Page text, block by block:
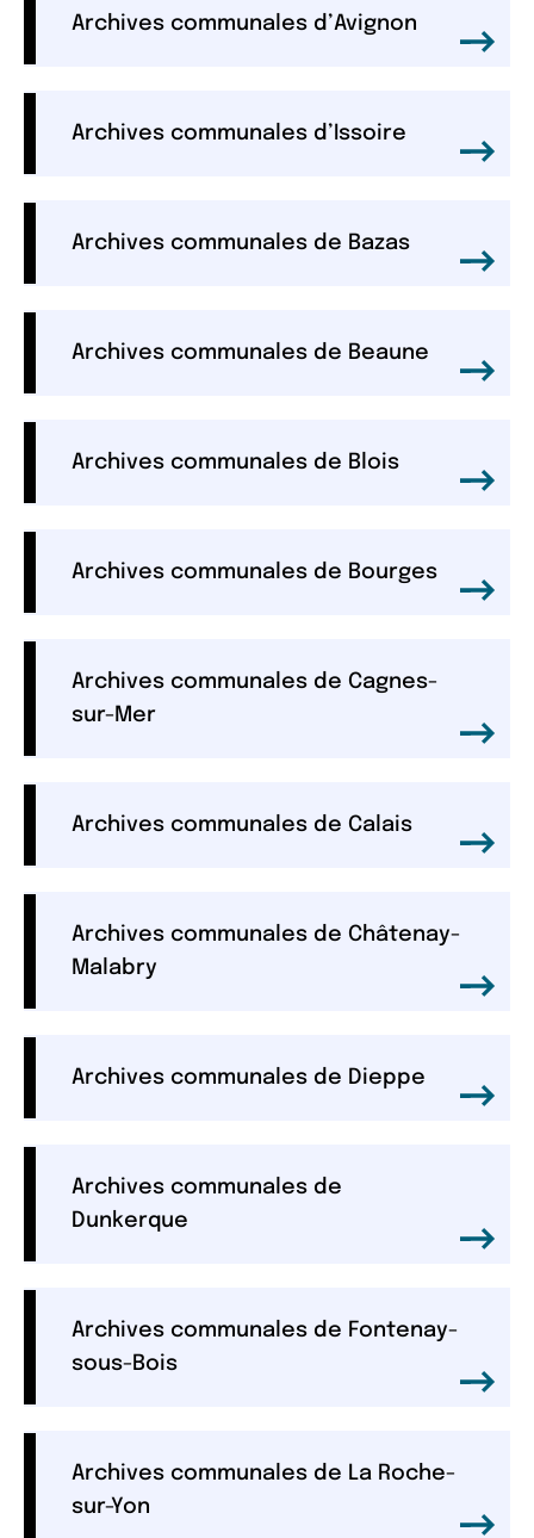
Archives communales d’Avignon
Archives communales d’Issoire
Archives communales de Bazas
Archives communales de Beaune
Archives communales de Blois
Archives communales de Bourges
Archives communales de Cagnes-
sur-Mer
Archives communales de Calais
Archives communales de Châtenay-
Malabry
Archives communales de Dieppe
Archives communales de
Dunkerque
Archives communales de Fontenay-
sous-Bois
Archives communales de La Roche-
sur-Yon